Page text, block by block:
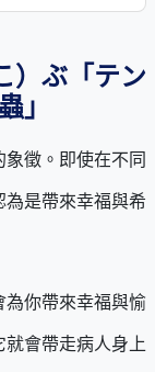
）ぶ「テン
」
徵。即使在不同
為是帶來幸福與希
你帶來幸福與愉
會帶走病人身上